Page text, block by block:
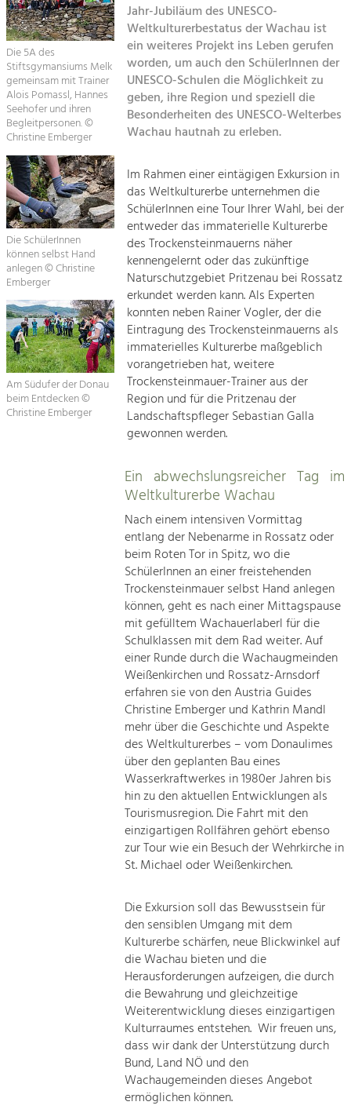
Kirchen am Fluss
Suche
Impressum
Kontakt
Tourismus
Angebotsentwicklung und
Positionierung.
Kunst & Kultur
Handwerk, Wissenschaft und Forschung.
Soziales, Bildung &
Identität
Gleichberechtigung, Jugend und
Integration
Mobilität & Energie
Klimawandel, öffentlicher Verkehr und
erneuerbare Energie
Wirtschaft
Steigerung regionaler Wertschöpfung
Die 5A des
Stiftsgymansiums Melk
gemeinsam mit Trainer
Alois Pomassl, Hannes
Seehofer und ihren
Begleitpersonen. ©
Christine Emberger
Die SchülerInnen
können selbst Hand
anlegen © Christine
Emberger
Am Südufer der Donau
beim Entdecken ©
Christine Emberger
Jahr-Jubiläum des UNESCO-
Weltkulturerbestatus der Wachau ist
ein weiteres Projekt ins Leben gerufen
worden, um auch den SchülerInnen der
UNESCO-Schulen die Möglichkeit zu
geben, ihre Region und speziell die
Besonderheiten des UNESCO-Welterbes
Wachau hautnah zu erleben.
Im Rahmen einer eintägigen Exkursion in
das Weltkulturerbe unternehmen die
SchülerInnen eine Tour Ihrer Wahl, bei der
entweder das immaterielle Kulturerbe
des Trockensteinmauerns näher
kennengelernt oder das zukünftige
Naturschutzgebiet Pritzenau bei Rossatz
erkundet werden kann. Als Experten
konnten neben Rainer Vogler, der die
Eintragung des Trockensteinmauerns als
immaterielles Kulturerbe maßgeblich
vorangetrieben hat, weitere
Trockensteinmauer-Trainer aus der
Region und für die Pritzenau der
Landschaftspfleger Sebastian Galla
gewonnen werden.
Ein abwechslungsreicher Tag im
Weltkulturerbe Wachau
Nach einem intensiven Vormittag
entlang der Nebenarme in Rossatz oder
beim Roten Tor in Spitz, wo die
SchülerInnen an einer freistehenden
Trockensteinmauer selbst Hand anlegen
können, geht es nach einer Mittagspause
mit gefülltem Wachauerlaberl für die
Schulklassen mit dem Rad weiter. Auf
einer Runde durch die Wachaugmeinden
Weißenkirchen und Rossatz-Arnsdorf
erfahren sie von den Austria Guides
Christine Emberger und Kathrin Mandl
mehr über die Geschichte und Aspekte
des Weltkulturerbes – vom Donaulimes
über den geplanten Bau eines
Wasserkraftwerkes in 1980er Jahren bis
hin zu den aktuellen Entwicklungen als
Tourismusregion. Die Fahrt mit den
einzigartigen Rollfähren gehört ebenso
zur Tour wie ein Besuch der Wehrkirche in
St. Michael oder Weißenkirchen.
Die Exkursion soll das Bewusstsein für
den sensiblen Umgang mit dem
Kulturerbe schärfen, neue Blickwinkel auf
die Wachau bieten und die
Herausforderungen aufzeigen, die durch
die Bewahrung und gleichzeitige
Weiterentwicklung dieses einzigartigen
Kulturraumes entstehen. Wir freuen uns,
dass wir dank der Unterstützung durch
Bund, Land NÖ und den
Wachaugemeinden dieses Angebot
ermöglichen können.